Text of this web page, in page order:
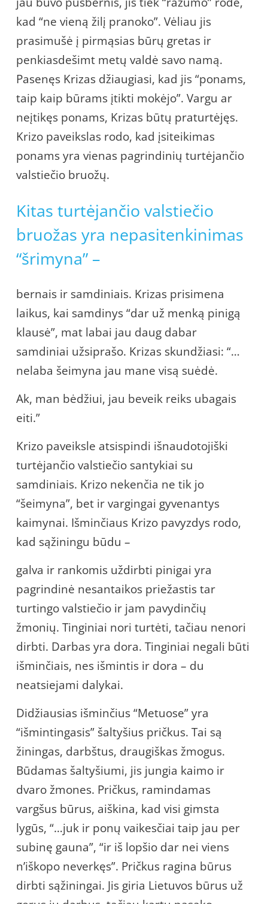
kad “ne vieną žilį pranoko”. Vėliau jis
prasimušė į pirmąsias būrų gretas ir
penkiasdešimt metų valdė savo namą.
Pasenęs Krizas džiaugiasi, kad jis “ponams,
taip kaip būrams įtikti mokėjo”. Vargu ar
neįtikęs ponams, Krizas būtų praturtėjęs.
Krizo paveikslas rodo, kad įsiteikimas
ponams yra vienas pagrindinių turtėjančio
valstiečio bruožų.
Kitas turtėjančio valstiečio
bruožas yra nepasitenkinimas
“šrimyna” –
bernais ir samdiniais. Krizas prisimena
laikus, kai samdinys “dar už menką pinigą
klausė”, mat labai jau daug dabar
samdiniai užsiprašo. Krizas skundžiasi: “…
nelaba šeimyna jau mane visą suėdė.
Ak, man bėdžiui, jau beveik reiks ubagais
eiti.”
Krizo paveiksle atsispindi išnaudotojiški
turtėjančio valstiečio santykiai su
samdiniais. Krizo nekenčia ne tik jo
“šeimyna”, bet ir vargingai gyvenantys
kaimynai. Išminčiaus Krizo pavyzdys rodo,
kad sąžiningu būdu –
galva ir rankomis uždirbti pinigai yra
pagrindinė nesantaikos priežastis tar
turtingo valstiečio ir jam pavydinčių
žmonių. Tinginiai nori turtėti, tačiau nenori
dirbti. Darbas yra dora. Tinginiai negali būti
išminčiais, nes išmintis ir dora – du
neatsiejami dalykai.
Didžiausias išminčius “Metuose” yra
“išmintingasis” šaltyšius pričkus. Tai są
žiningas, darbštus, draugiškas žmogus.
Būdamas šaltyšiumi, jis jungia kaimo ir
dvaro žmones. Pričkus, ramindamas
vargšus būrus, aiškina, kad visi gimsta
lygūs, “…juk ir ponų vaikesčiai taip jau per
subinę gauna”, “ir iš lopšio dar nei viens
n’iškopo neverkęs”. Pričkus ragina būrus
dirbti sąžiningai. Jis giria Lietuvos būrus už